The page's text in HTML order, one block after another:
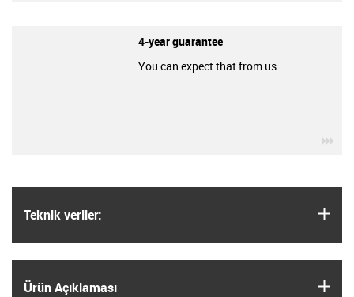
Teknik veriler:
Ürün Açıklaması
4-year guarantee
You can expect that from us.